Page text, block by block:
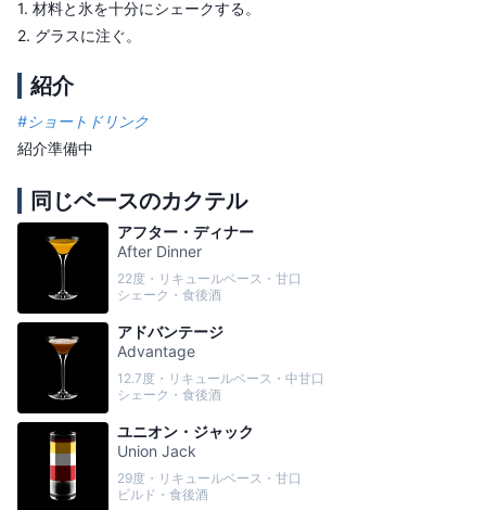
1. 材料と氷を十分にシェークする。
2. グラスに注ぐ。
紹介
#ショートドリンク
紹介準備中
同じベースのカクテル
アフター・ディナー
After Dinner
22度・リキュールベース・甘口
シェーク・食後酒
アドバンテージ
Advantage
12.7度・リキュールベース・中甘口
シェーク・食後酒
ユニオン・ジャック
Union Jack
29度・リキュールベース・甘口
ビルド・食後酒